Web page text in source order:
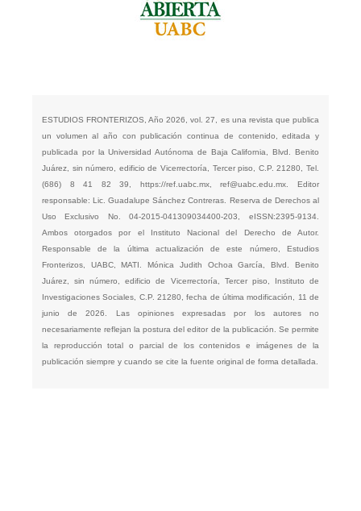
ESTUDIOS FRONTERIZOS, Año 2026, vol. 27, es una revista que publica
un volumen al año con publicación continua de contenido, editada y
publicada por la Universidad Autónoma de Baja California, Blvd. Benito
Juárez, sin número, edificio de Vicerrectoría, Tercer piso, C.P. 21280, Tel.
(686) 8 41 82 39,
https://ref.uabc.mx,ref@uabc.edu.mx. Editor
responsable: Lic. Guadalupe Sánchez Contreras. Reserva de Derechos al
Uso Exclusivo No. 04-2015-041309034400-203, eISSN:2395-9134.
Ambos otorgados por el Instituto Nacional del Derecho de Autor.
Responsable de la última actualización de este número, Estudios
Fronterizos, UABC, MATI. Mónica Judith Ochoa García, Blvd. Benito
Juárez, sin número, edificio de Vicerrectoría, Tercer piso, Instituto de
Investigaciones Sociales, C.P. 21280, fecha de última modificación, 11 de
junio de 2026. Las opiniones expresadas por los autores no
necesariamente reflejan la postura del editor de la publicación. Se permite
la reproducción total o parcial de los contenidos e imágenes de la
publicación siempre y cuando se cite la fuente original de forma detallada.